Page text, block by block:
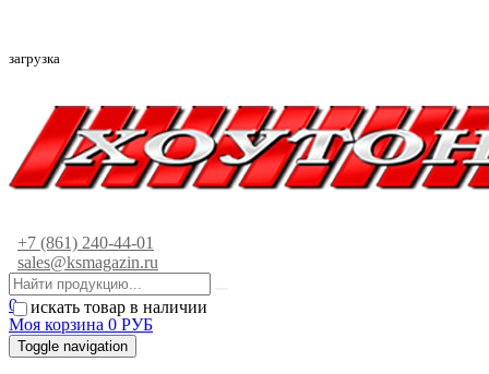
загрузка
+7 (861) 240-44-01
sales@ksmagazin.ru
искать товар в наличии
0
Моя корзина 0 РУБ
Toggle navigation